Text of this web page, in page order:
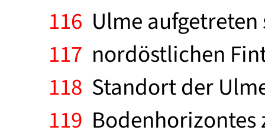
116 Ulme
117 nordöstlichen
118 Standort der
119